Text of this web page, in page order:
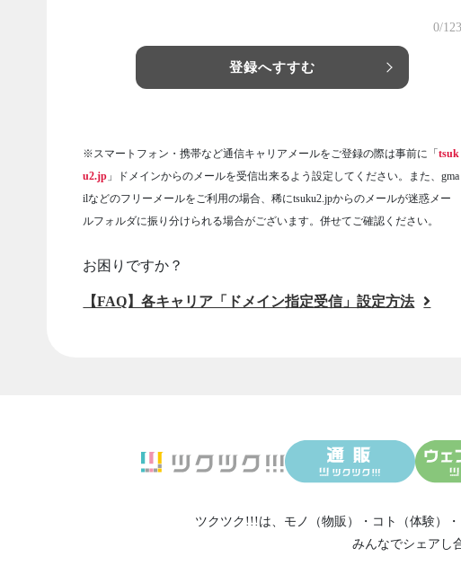
0/123
登録へすすむ
※スマートフォン・携帯など通信キャリアメールをご登録の際は事前に「tsuk
u2.jp 」ドメインからのメールを受信出来るよう設定してください。また、gma
ilなどのフリーメールをご利用の場合、稀にtsuku2.jpからのメールが迷惑メー
ルフォルダに振り分けられる場合がございます。併せてご確認ください。
お困りですか？
【FAQ】各キャリア「ドメイン指定受信」設定方法
ツクツク!!!は、 モノ（物販） ・ コト（体験） ・
みんなでシェアし